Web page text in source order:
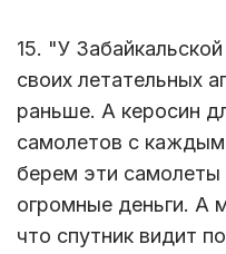
15. "У
своих летательных
раньше. А керосин
самолетов с
берем эти самолеты
огромные деньги. А
что спутник видит